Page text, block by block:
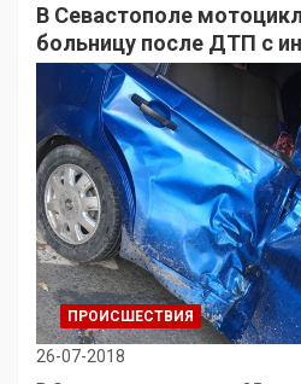
В Севастополе
больницу после ДТП с
ПРОИСШЕСТВИЯ
26-07-2018